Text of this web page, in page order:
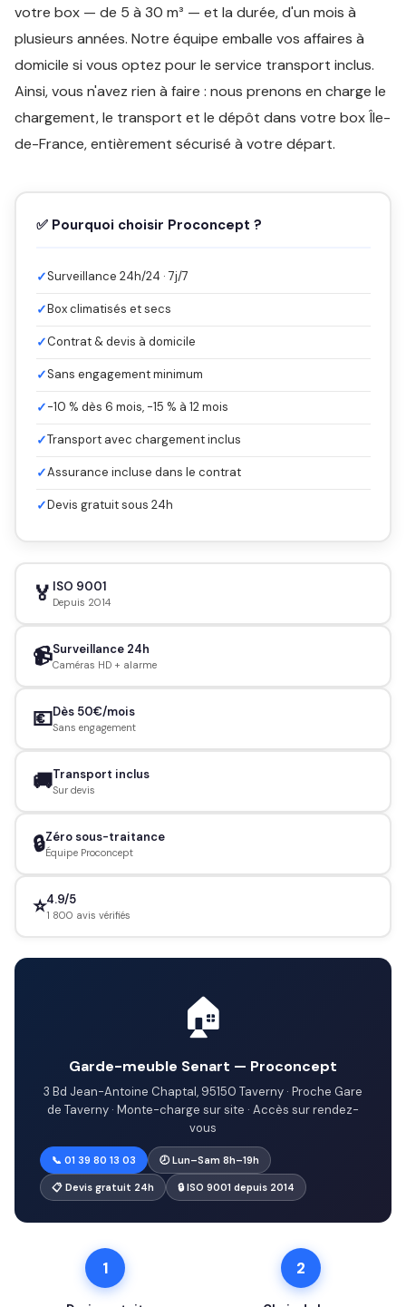
votre box — de 5 à 30 m³ — et la durée, d'un mois à
plusieurs années. Notre équipe emballe vos affaires à
domicile si vous optez pour le service transport inclus.
Ainsi, vous n'avez rien à faire : nous prenons en charge le
chargement, le transport et le dépôt dans votre box Île-
de-France, entièrement sécurisé à votre départ.
✅ Pourquoi choisir Proconcept ?
✓Surveillance 24h/24 · 7j/7
✓Box climatisés et secs
✓Contrat & devis à domicile
✓Sans engagement minimum
✓-10 % dès 6 mois, -15 % à 12 mois
✓Transport avec chargement inclus
✓Assurance incluse dans le contrat
✓Devis gratuit sous 24h
🏅 ISO 9001
Depuis 2014
📹Surveillance 24h
Caméras HD + alarme
💶Dès 50€/mois
Sans engagement
🚚Transport inclus
Sur devis
🔒Zéro sous-traitance
Équipe Proconcept
⭐4.9/5
1 800 avis vérifiés
🏠
Garde-meuble Senart — Proconcept
3 Bd Jean-Antoine Chaptal, 95150 Taverny · Proche Gare
de Taverny · Monte-charge sur site · Accès sur rendez-
vous
📞 01 39 80 13 03 🕗 Lun–Sam 8h–19h
📋 Devis gratuit 24h 🔒 ISO 9001 depuis 2014
1 2